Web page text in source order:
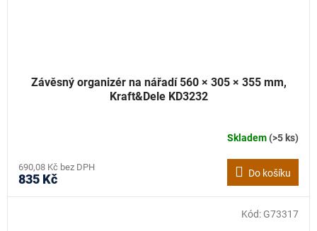
Závěsný organizér na nářadí 560 × 305 × 355 mm,
Kraft&Dele KD3232
Skladem(>5 ks)
690,08 Kč bez DPH
835 Kč Do košíku
Kód: G73317